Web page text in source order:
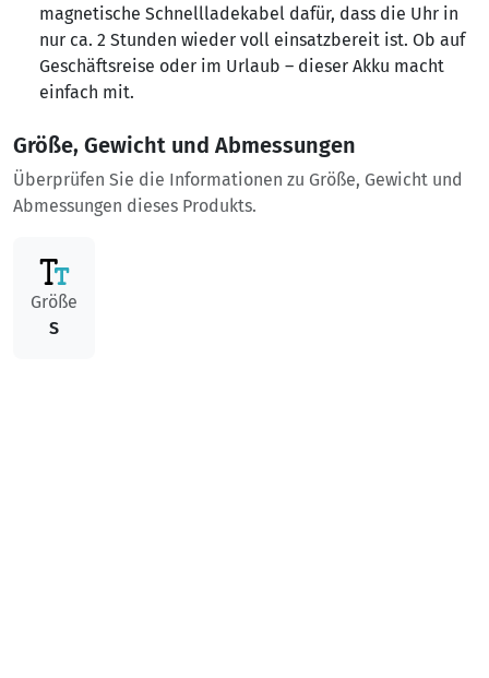
magnetische Schnellladekabel dafür, dass die Uhr in
nur ca. 2 Stunden wieder voll einsatzbereit ist. Ob auf
Geschäftsreise oder im Urlaub – dieser Akku macht
einfach mit.
Größe, Gewicht und Abmessungen
Überprüfen Sie die Informationen zu Größe, Gewicht und
Abmessungen dieses Produkts.
Größe
S